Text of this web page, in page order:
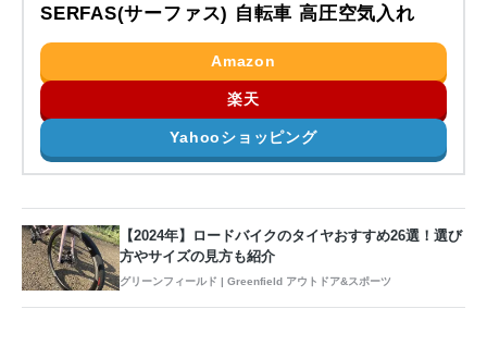
SERFAS(サーファス) 自転車 高圧空気入れ
Amazon
楽天
Yahooショッピング
【2024年】ロードバイクのタイヤおすすめ26選！選び
方やサイズの見方も紹介
グリーンフィールド | Greenfield アウトドア&スポーツ